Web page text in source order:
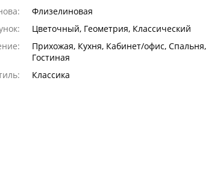
Флизелиновая
Цветочный, Геометрия, Классический
Прихожая, Кухня, Кабинет/офис, Спальня,
Гостиная
Классика